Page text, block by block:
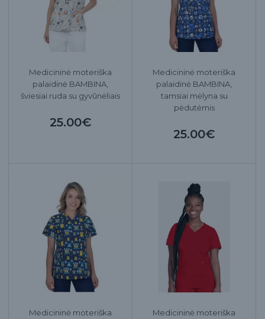
Medicininė moteriška
palaidinė BAMBINA,
šviesiai ruda su gyvūnėliais
25.00€
Medicininė moteriška
palaidinė BAMBINA,
tamsiai mėlyna su
pėdutėmis
25.00€
Medicininė moteriška
Medicininė moteriška